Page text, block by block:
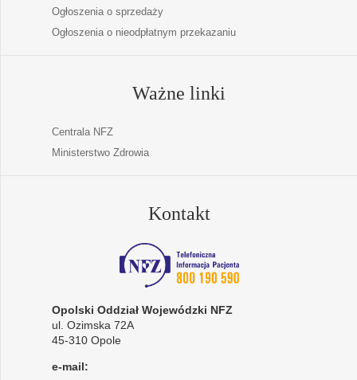
Ogłoszenia o sprzedaży
Ogłoszenia o nieodpłatnym przekazaniu
Ważne linki
Centrala NFZ
Ministerstwo Zdrowia
Kontakt
Opolski Oddział Wojewódzki NFZ
ul. Ozimska 72A
45-310 Opole
e-mail: